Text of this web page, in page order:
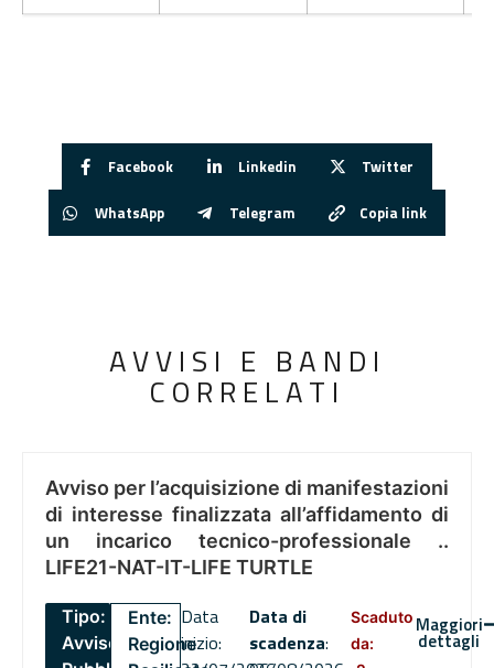
Facebook Linkedin Twitter
WhatsApp Telegram Copia link
AVVISI E BANDI
CORRELATI
Avviso per l’acquisizione di manifestazioni
di interesse finalizzata all’affidamento di
un incarico tecnico-professionale ..
LIFE21-NAT-IT-LIFE TURTLE
Tipo:
Avviso
Ente:
Regione
Data
inizio:
Data di
scadenza:
Scaduto
da:
Maggiori
dettagli